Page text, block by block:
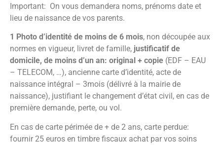
Important: On vous demandera noms, prénoms date et
lieu de naissance de vos parents.
1 Photo d’identité de moins de 6 mois, non découpée aux
normes en vigueur, livret de famille, justificatif de
domicile, de moins d’un an: original + copie (EDF – EAU
– TELECOM, …), ancienne carte d’identité, acte de
naissance intégral – 3mois (délivré à la mairie de
naissance), justifiant le changement d’état civil, en cas de
première demande, perte, ou vol.
En cas de carte périmée de + de 2 ans, carte perdue:
fournir 25 euros en timbre fiscaux achat par vos soins